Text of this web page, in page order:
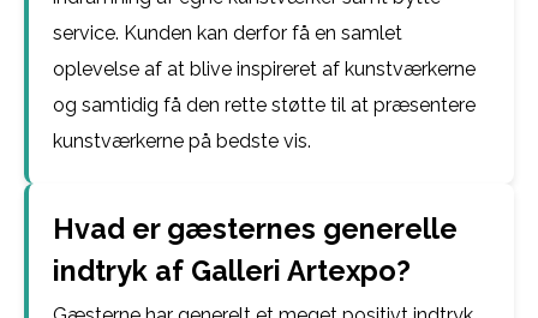
service. Kunden kan derfor få en samlet
oplevelse af at blive inspireret af kunstværkerne
og samtidig få den rette støtte til at præsentere
kunstværkerne på bedste vis.
Hvad er gæsternes generelle
indtryk af Galleri Artexpo?